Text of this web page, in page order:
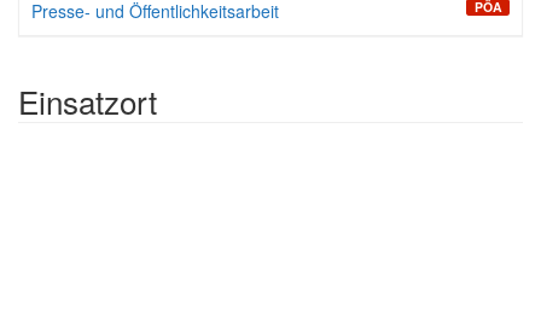
Presse- und Öffentlichkeitsarbeit PÖA
Einsatzort